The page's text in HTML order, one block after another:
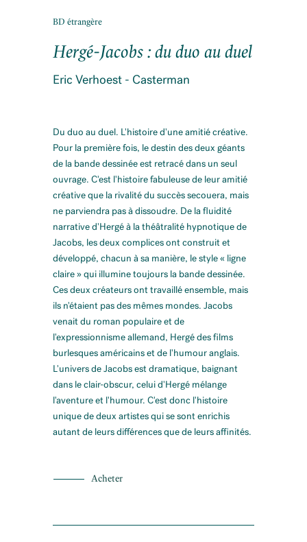
BD étrangère
Hergé-Jacobs : du duo au duel
Eric Verhoest - Casterman
Du duo au duel. L'histoire d'une amitié créative.
Pour la première fois, le destin des deux géants
de la bande dessinée est retracé dans un seul
ouvrage. C'est l'histoire fabuleuse de leur amitié
créative que la rivalité du succès secouera, mais
ne parviendra pas à dissoudre. De la fluidité
narrative d'Hergé à la théâtralité hypnotique de
Jacobs, les deux complices ont construit et
développé, chacun à sa manière, le style « ligne
claire » qui illumine toujours la bande dessinée.
Ces deux créateurs ont travaillé ensemble, mais
ils n'étaient pas des mêmes mondes. Jacobs
venait du roman populaire et de
l'expressionnisme allemand, Hergé des films
burlesques américains et de l'humour anglais.
L'univers de Jacobs est dramatique, baignant
dans le clair-obscur, celui d'Hergé mélange
l'aventure et l'humour. C'est donc l'histoire
unique de deux artistes qui se sont enrichis
autant de leurs différences que de leurs affinités.
Acheter